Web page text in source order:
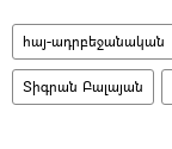
հայ-ադրբեջանական
Տիգրան Բալայան